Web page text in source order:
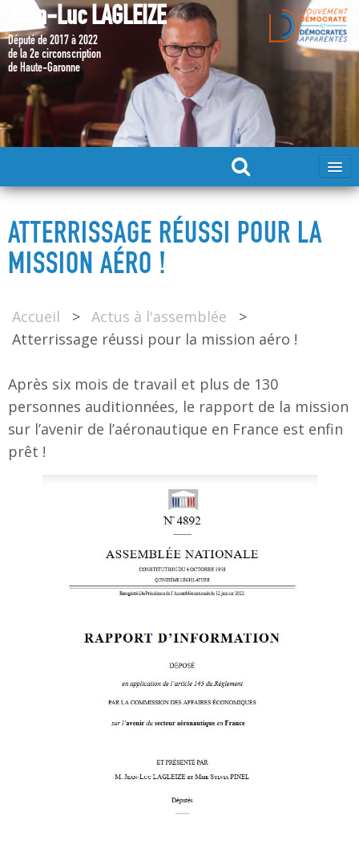
Jean-Luc LAGLEIZE
Député de 2017 à 2022
de la 2e circonscription
de Haute-Garonne
MA CANDIDATURE 2024
MES ACTIONS 2017 – 2022
ATTERRISSAGE RÉUSSI POUR LA
MISSION AÉRO !
Accueil > Actus à l'assemblée
>
Atterrissage réussi pour la mission aéro !
Après six mois de travail et plus de 130
personnes auditionnées, le rapport de la mission
sur l’avenir de l’aéronautique en France est enfin
prêt !